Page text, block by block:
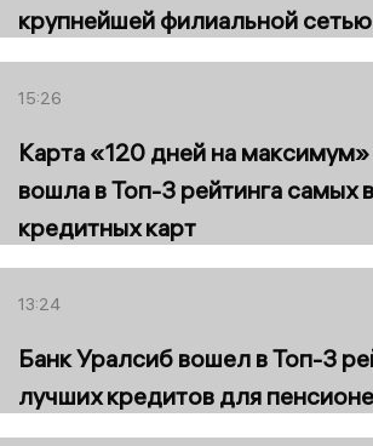
крупнейшей филиальной сетью
15:26
Карта «120 дней на
вошла в Топ-3 рейтинга самых
кредитных карт
13:24
Банк Уралсиб вошел в Топ-3
лучших кредитов для